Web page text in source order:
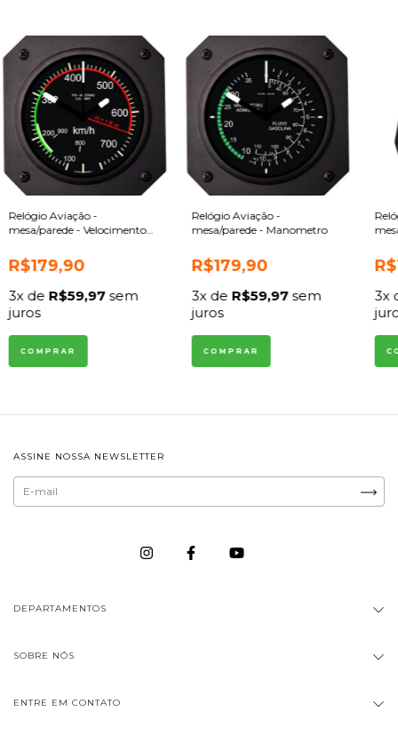
Relógio Aviação -
mesa/parede - Velocimento
R$179,90
3x de R$59,97sem
juros
Relógio Aviação -
mesa/parede - Manometro
R$179,90
3x de R$59,97sem
juros
3x
ASSINE NOSSA NEWSLETTER
DEPARTAMENTOS
SOBRE NÓS
ENTRE EM CONTATO